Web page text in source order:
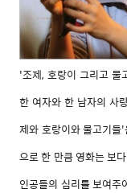
'조제, 호랑이 그리고 물
한 여자와 한 남자의 사
제와 호랑이와 물고기
으로 한 만큼 영화는 보
인공들의 심리를 보여